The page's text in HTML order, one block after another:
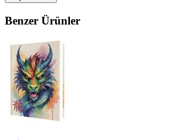
Benzer Ürünler